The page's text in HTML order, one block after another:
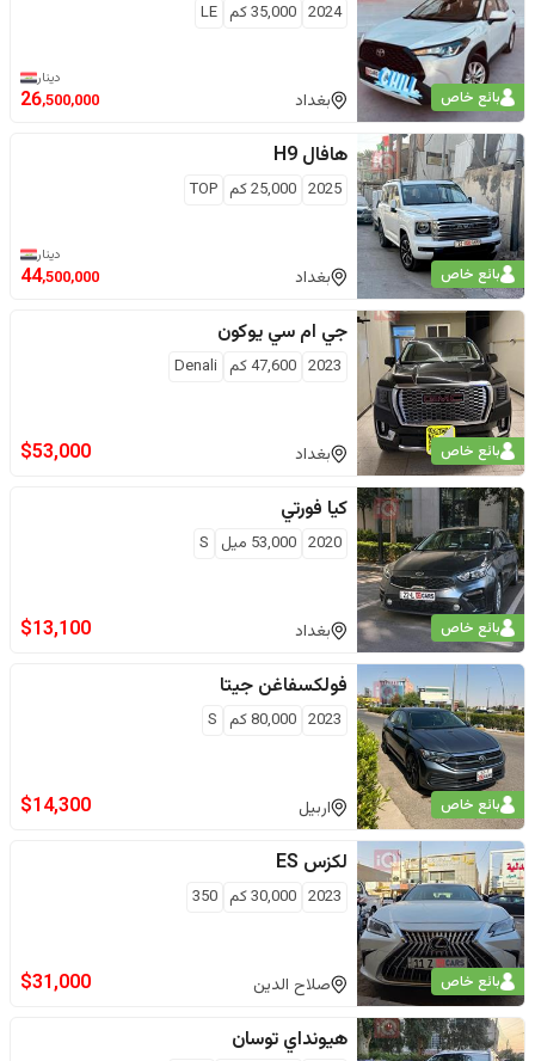
بائع خاص
2024
35,000كم LE
بغداد
دينار
26,500,000
بائع خاص
هافال H9
2025
25,000كم TOP
بغداد
دينار
44,500,000
بائع خاص
جي ام سي يوكون
2023
47,600كم Denali
بغداد $53,000
بائع خاص
كيا فورتي
2020
53,000 ميل S
بغداد $13,100
بائع خاص
فولكسفاغن جيتا
2023
80,000كم S
اربيل $14,300
بائع خاص
لكزس ES
2023
30,000كم 350
صلاح الدين $31,000
هيونداي توسان